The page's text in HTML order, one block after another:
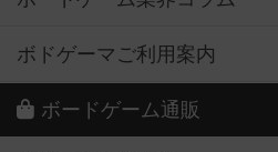
ボドゲーマご利用案内
ボードゲーム通販